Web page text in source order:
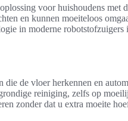
voor huishoudens met
en kunnen moeiteloos
in moderne robotstofzuigers
die de vloer herkennen en
reiniging, zelfs op
zonder dat u extra moeite